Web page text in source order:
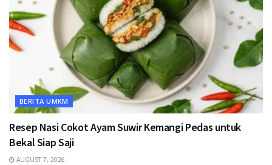
BERITA UMKM
Resep Nasi Cokot Ayam Suwir Kemangi Pedas untuk
Bekal Siap Saji
AUGUST 7, 2026